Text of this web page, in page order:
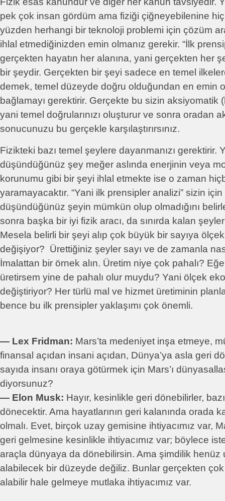
pek çok insan gördüm ama fiziği çiğneyebilenine
yüzden herhangi bir teknoloji problemi için çözüm
ihlal etmediğinizden emin olmanız gerekir. “İlk
gerçekten hayatın her alanına, yani gerçekten her
bir şeydir. Gerçekten bir şeyi sadece en temel
demek, temel düzeyde doğru olduğundan en emin
bağlamayı gerektirir. Gerçekte bu sizin aksiyomatik
yani temel doğrularınızı oluşturur ve sonra oradan
sonucunuzu bu gerçekle karşılaştırırsınız.
Fizikteki bazı temel şeylere dayanmanızı gerektirir.
düşündüğünüz şey meğer aslında enerjinin veya
korunumu gibi bir şeyi ihlal etmekte ise o zaman
yaramayacaktır. “Yani ilk prensipler analizi” sizin
düşündüğünüz şeyin mümkün olup olmadığını
sonra başka bir iyi fizik aracı, da sınırda kalan
Mesela belirli bir şeyi alıp çok büyük bir sayıya
değişiyor? Ürettiğiniz şeyler sayı ve de zamanla
İmalattan bir örnek alın. Üretim niye çok pahalı?
üretirsem yine de pahalı olur muydu? Yani ölçek
değiştiriyor? Her türlü mal ve hizmet üretiminin
bence bu ilk prensipler yaklaşımı çok önemli.
― Lex Fridman: Mars’ta medeniyet inşa etmeye,
finansal açıdan insani açıdan, Dünya’ya asla geri
sayıda insanı oraya götürmek için Mars’ı
diyorsunuz?
― Elon Musk: Hayır, kesinlikle geri dönebilirler,
dönecektir. Ama hayatlarının geri kalanında orada
olmalı. Evet, birçok uzay gemisine ihtiyacımız var,
geri gelmesine kesinlikle ihtiyacımız var; böylece
araçla dünyaya da dönebilirsin. Ama şimdilik henüz
alabilecek bir düzeyde değiliz. Bunlar gerçekten çok
alabilir hale gelmeye mutlaka ihtiyacımız var.